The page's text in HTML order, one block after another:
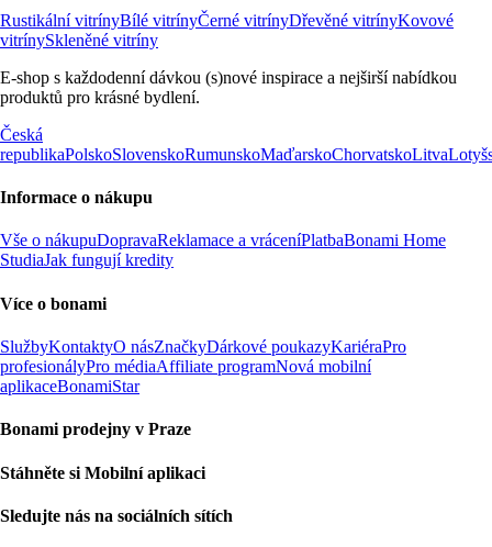
Rustikální vitrínyBílé vitrínyČerné vitrínyDřevěné vitrínyKovové
vitrínySkleněné vitríny
E-shop s každodenní dávkou (s)nové inspirace a nejširší nabídkou
produktů pro krásné bydlení.
Česká
republikaPolskoSlovenskoRumunskoMaďarskoChorvatskoLitva
Informace o nákupu
Vše o nákupuDopravaReklamace a vráceníPlatbaBonami Home
StudiaJak fungují kredity
Více o bonami
SlužbyKontaktyO násZnačkyDárkové poukazyKariéraPro
profesionályPro médiaAffiliate programNová mobilní
aplikaceBonamiStar
Bonami prodejny v Praze
Stáhněte si Mobilní aplikaci
Sledujte nás na sociálních sítích